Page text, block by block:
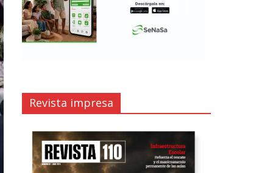
Revista impresa